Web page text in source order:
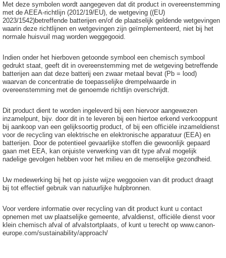
Met deze symbolen wordt aangegeven dat dit product in overeenstemming
met de AEEA-richtlijn (2012/19/EU), de wetgeving ((EU)
2023/1542)betreffende batterijen en/of de plaatselijk geldende wetgevingen
waarin deze richtlijnen en wetgevingen zijn geïmplementeerd, niet bij het
normale huisvuil mag worden weggegooid.
Indien onder het hierboven getoonde symbool een chemisch symbool
gedrukt staat, geeft dit in overeenstemming met de wetgeving betreffende
batterijen aan dat deze batterij een zwaar metaal bevat (Pb = lood)
waarvan de concentratie de toepasselijke drempelwaarde in
overeenstemming met de genoemde richtlijn overschrijdt.
Dit product dient te worden ingeleverd bij een hiervoor aangewezen
inzamelpunt, bijv. door dit in te leveren bij een hiertoe erkend verkooppunt
bij aankoop van een gelijksoortig product, of bij een officiële inzameldienst
voor de recycling van elektrische en elektronische apparatuur (EEA) en
batterijen. Door de potentieel gevaarlijke stoffen die gewoonlijk gepaard
gaan met EEA, kan onjuiste verwerking van dit type afval mogelijk
nadelige gevolgen hebben voor het milieu en de menselijke gezondheid.
Uw medewerking bij het op juiste wijze weggooien van dit product draagt
bij tot effectief gebruik van natuurlijke hulpbronnen.
Voor verdere informatie over recycling van dit product kunt u contact
opnemen met uw plaatselijke gemeente, afvaldienst, officiële dienst voor
klein chemisch afval of afvalstortplaats, of kunt u terecht op www.canon-
europe.com/sustainability/approach/